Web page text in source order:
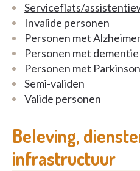
Serviceflats/
Invalide personen
Personen met
Personen met dementie
Personen met Parkinson
Semi-validen
Valide personen
Beleving,
infrastructuur